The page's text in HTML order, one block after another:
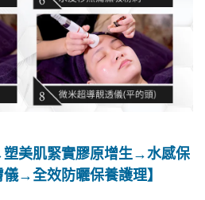
塑美肌緊實膠原增生→水感保
→全效防曬保養護理】